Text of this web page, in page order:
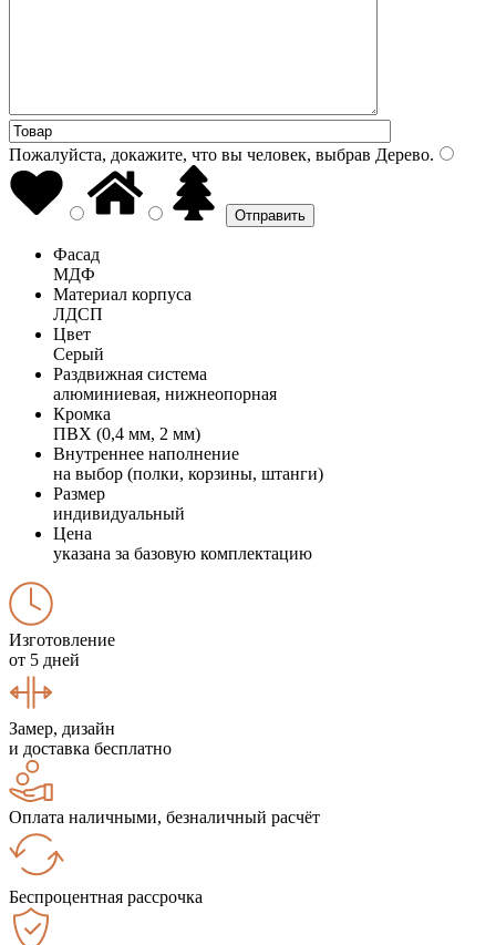
Пожалуйста, докажите, что вы человек, выбрав Дерево.
Фасад
МДФ
Материал корпуса
ЛДСП
Цвет
Серый
Раздвижная система
алюминиевая, нижнеопорная
Кромка
ПВХ (0,4 мм, 2 мм)
Внутреннее наполнение
на выбор (полки, корзины, штанги)
Размер
индивидуальный
Цена
указана за базовую комплектацию
Изготовление
от 5 дней
Замер, дизайн
и доставка бесплатно
Оплата наличными, безналичный расчёт
Беспроцентная рассрочка